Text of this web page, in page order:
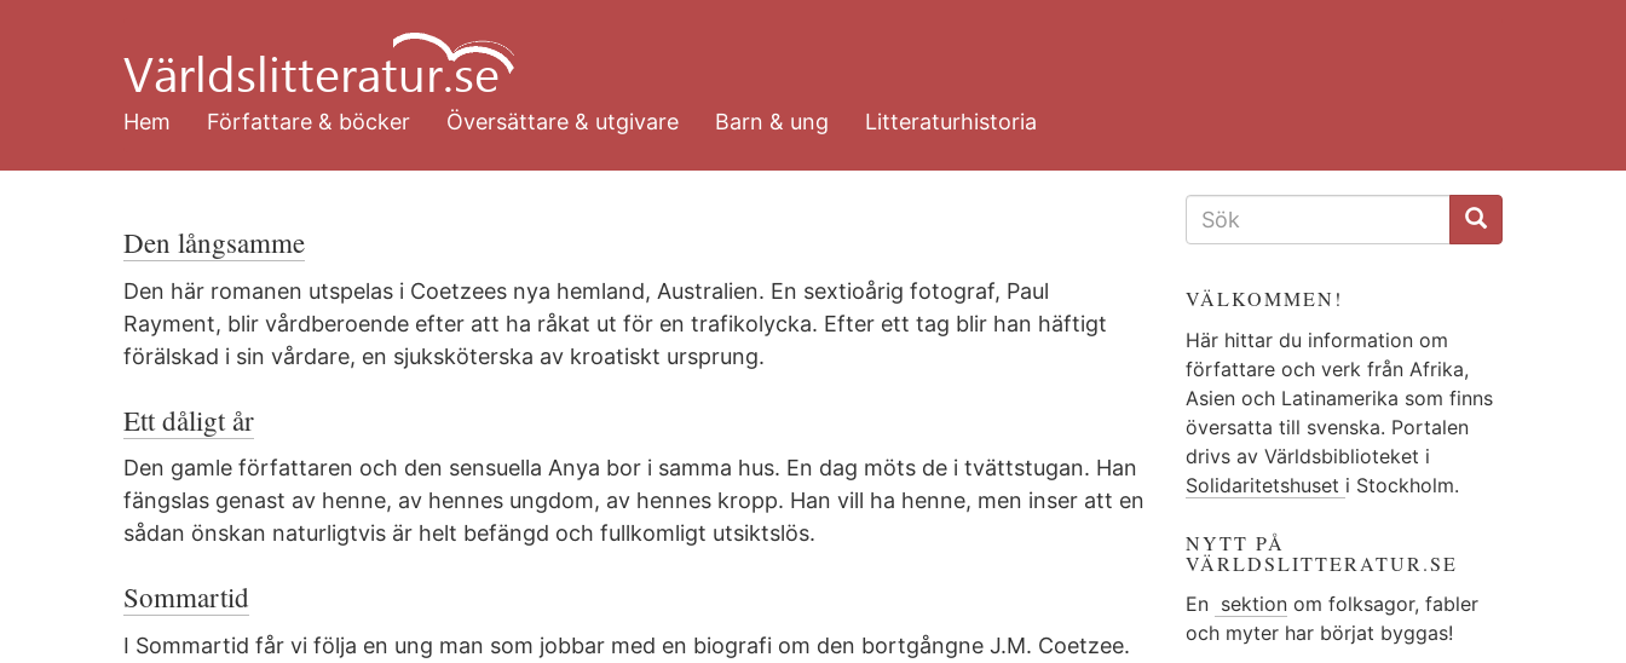
huvudinnehåll
Hem
Författare & böcker Översättare & utgivare Barn & ung Litteraturhistoria
Den långsamme
Den här romanen utspelas i Coetzees nya hemland, Australien. En sextioårig fotograf, Paul
Rayment, blir vårdberoende efter att ha råkat ut för en trafikolycka. Efter ett tag blir han häftigt
förälskad i sin vårdare, en sjuksköterska av kroatiskt ursprung.
Ett dåligt år
Den gamle författaren och den sensuella Anya bor i samma hus. En dag möts de i tvättstugan. Han
fängslas genast av henne, av hennes ungdom, av hennes kropp. Han vill ha henne, men inser att en
sådan önskan naturligtvis är helt befängd och fullkomligt utsiktslös.
Sommartid
I Sommartid får vi följa en ung man som jobbar med en biografi om den bortgångne J.M. Coetzee.
SÖKFORMULÄR
VÄLKOMMEN!
Här hittar du information om
författare och verk från Afrika,
Asien och Latinamerika som finns
översatta till svenska. Portalen
drivs av Världsbiblioteket i
Solidaritetshuset i Stockholm.
NYTT PÅ
VÄRLDSLITTERATUR.SE
En sektionom folksagor, fabler
och myter har börjat byggas!